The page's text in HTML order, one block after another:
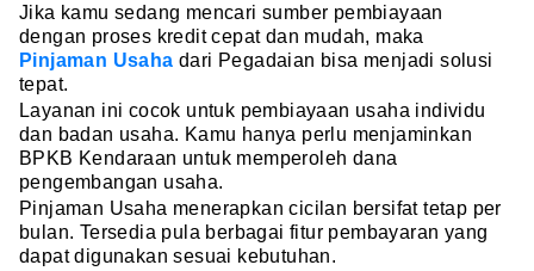
Jika kamu sedang mencari sumber pembiayaan
dengan proses kredit cepat dan mudah, maka
Pinjaman Usaha dari Pegadaian bisa menjadi solusi
tepat.
Layanan ini cocok untuk pembiayaan usaha individu
dan badan usaha. Kamu hanya perlu menjaminkan
BPKB Kendaraan untuk memperoleh dana
pengembangan usaha.
Pinjaman Usaha menerapkan cicilan bersifat tetap per
bulan. Tersedia pula berbagai fitur pembayaran yang
dapat digunakan sesuai kebutuhan.